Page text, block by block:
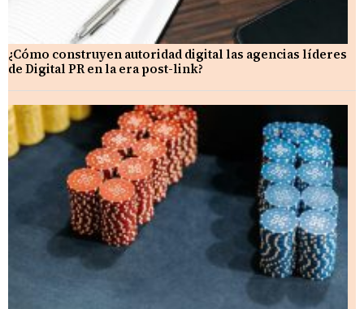
¿Cómo construyen autoridad digital las agencias líderes
de Digital PR en la era post-link?